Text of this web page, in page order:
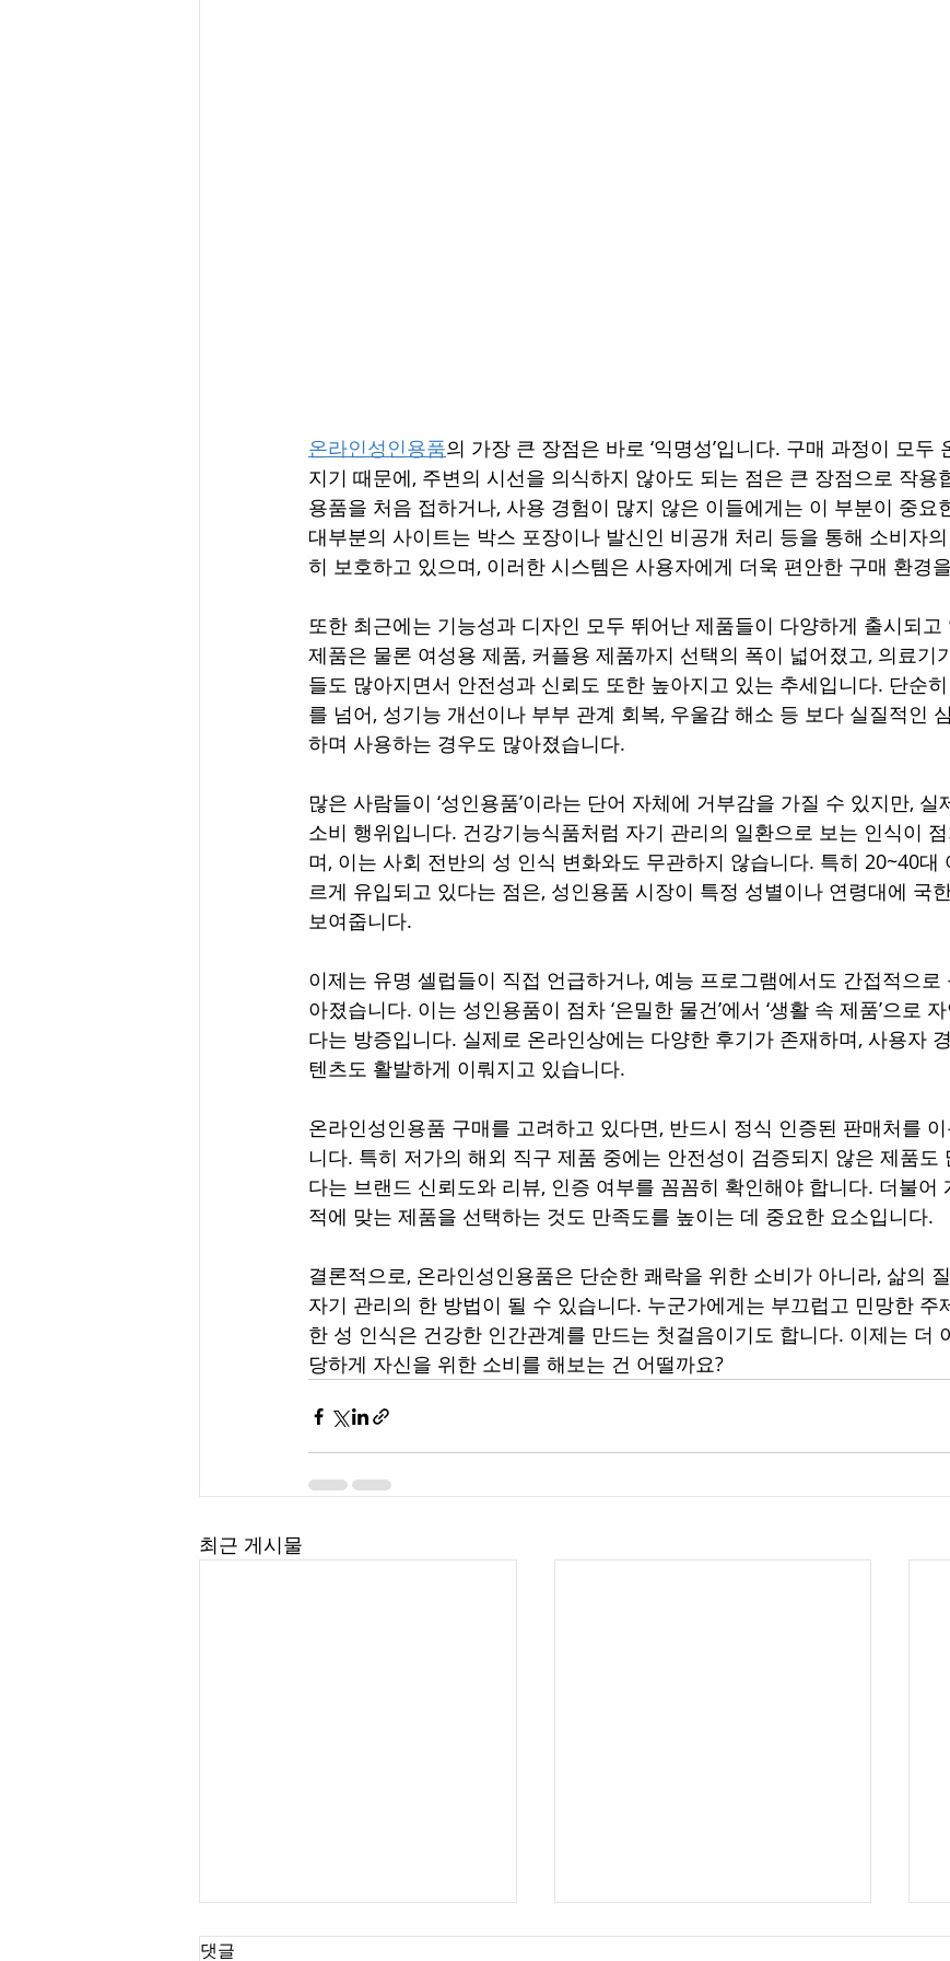
온라인성인용품의 가장 큰 장점은 바로 ‘익명성’입니다. 구매 과정이 모두
지기 때문에, 주변의 시선을 의식하지 않아도 되는 점은 큰 장점으로 작용
용품을 처음 접하거나, 사용 경험이 많지 않은 이들에게는 이 부분이 중요
대부분의 사이트는 박스 포장이나 발신인 비공개 처리 등을 통해 소비자
히 보호하고 있으며, 이러한 시스템은 사용자에게 더욱 편안한 구매 환경
또한 최근에는 기능성과 디자인 모두 뛰어난 제품들이 다양하게 출시되고
제품은 물론 여성용 제품, 커플용 제품까지 선택의 폭이 넓어졌고, 의료기
들도 많아지면서 안전성과 신뢰도 또한 높아지고 있는 추세입니다. 단순
를 넘어, 성기능 개선이나 부부 관계 회복, 우울감 해소 등 보다 실질적인
하며 사용하는 경우도 많아졌습니다.
많은 사람들이 ‘성인용품’이라는 단어 자체에 거부감을 가질 수 있지만,
소비 행위입니다. 건강기능식품처럼 자기 관리의 일환으로 보는 인식이
며, 이는 사회 전반의 성 인식 변화와도 무관하지 않습니다. 특히 20~40대
르게 유입되고 있다는 점은, 성인용품 시장이 특정 성별이나 연령대에 국
보여줍니다.
이제는 유명 셀럽들이 직접 언급하거나, 예능 프로그램에서도 간접적으
아졌습니다. 이는 성인용품이 점차 ‘은밀한 물건’에서 ‘생활 속 제품’으로
다는 방증입니다. 실제로 온라인상에는 다양한 후기가 존재하며, 사용자
텐츠도 활발하게 이뤄지고 있습니다.
온라인성인용품 구매를 고려하고 있다면, 반드시 정식 인증된 판매처를
니다. 특히 저가의 해외 직구 제품 중에는 안전성이 검증되지 않은 제품도
다는 브랜드 신뢰도와 리뷰, 인증 여부를 꼼꼼히 확인해야 합니다. 더불어
적에 맞는 제품을 선택하는 것도 만족도를 높이는 데 중요한 요소입니다.
결론적으로, 온라인성인용품은 단순한 쾌락을 위한 소비가 아니라, 삶의
자기 관리의 한 방법이 될 수 있습니다. 누군가에게는 부끄럽고 민망한 주
한 성 인식은 건강한 인간관계를 만드는 첫걸음이기도 합니다. 이제는 더
당하게 자신을 위한 소비를 해보는 건 어떨까요?
최근 게시물
댓글